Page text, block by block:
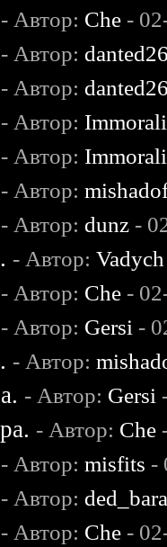
- Автор: Che -
- Автор:
- Автор:
- Автор:
- Автор:
- Автор:
- Автор: dunz -
- Автор:Vadych
- Автор: Che -
- Автор: Gersi -
- Автор:
- Автор: Gersi
- Автор: Che
- Автор:misfits -
- Автор:
- Автор: Che -